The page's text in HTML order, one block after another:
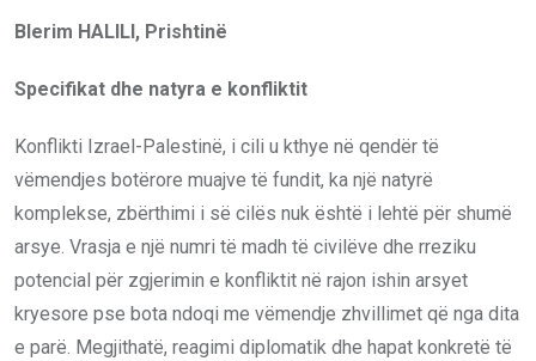
Blerim HALILI, Prishtinë
Specifikat dhe natyra e konfliktit
Konflikti Izrael-Palestinë, i cili u kthye në qendër të
vëmendjes botërore muajve të fundit, ka një natyrë
komplekse, zbërthimi i së cilës nuk është i lehtë për shumë
arsye. Vrasja e një numri të madh të civilëve dhe rreziku
potencial për zgjerimin e konfliktit në rajon ishin arsyet
kryesore pse bota ndoqi me vëmendje zhvillimet që nga dita
e parë. Megjithatë, reagimi diplomatik dhe hapat konkretë të